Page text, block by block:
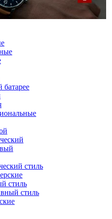
батарее
стиль
стиль
стиль